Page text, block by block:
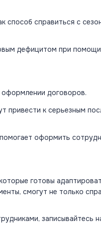
способ справиться с
дефицитом при помощи
договоров.
привести к серьезным
оформить
готовы
смогут не только
записывайтесь